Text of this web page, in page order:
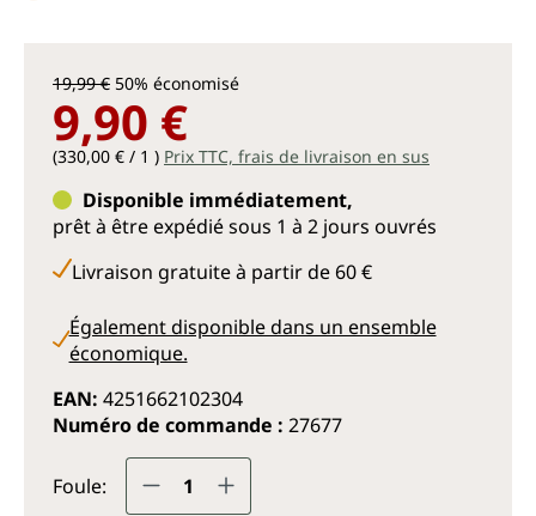
19,99 € 50% économisé
9,90 €
(330,00 € / 1 ) Prix TTC, frais de livraison en sus
Disponible immédiatement,
prêt à être expédié sous 1 à 2 jours ouvrés
Livraison gratuite à partir de 60 €
Également disponible dans un ensemble
économique.
EAN: 4251662102304
Numéro de commande : 27677
Foule: Quantité de produit : Entrez la